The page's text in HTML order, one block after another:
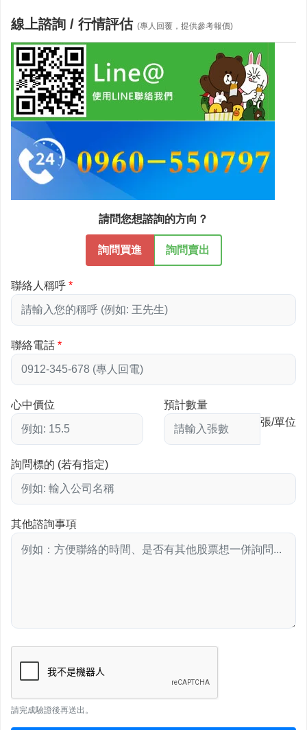
線上諮詢 / 行情評估 (專人回覆，提供參考報價)
請問您想諮詢的方向？
詢問買進 詢問賣出
聯絡人稱呼
聯絡電話
心中價位
預計數量
張/單位
詢問標的 (若有指定)
其他諮詢事項
請完成驗證後再送出。